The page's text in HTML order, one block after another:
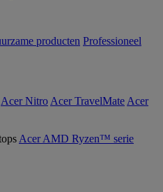
producten Professioneel
Acer Nitro Acer TravelMate Acer
Acer AMD Ryzen™ serie